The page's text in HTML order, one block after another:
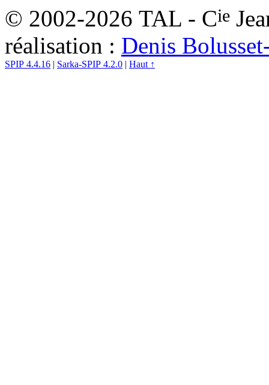
© 2002-2026 TAL - Cie
réalisation : Denis
SPIP 4.4.16 | Sarka-SPIP 4.2.0 | Haut ↑